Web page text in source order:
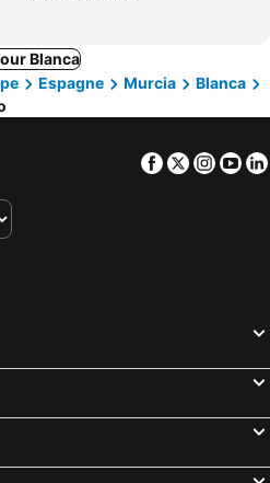
Blanca
Espagne Murcia
Blanca
Facebook
Twitter